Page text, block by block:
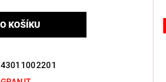
43011002201